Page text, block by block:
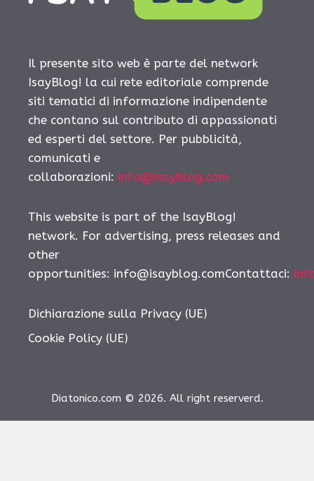
Il presente sito web è parte del network
IsayBlog! la cui rete editoriale comprende
siti tematici di informazione indipendente
che contano sul contributo di appassionati
ed esperti del settore. Per pubblicità,
comunicati e
collaborazioni: info@isayblog.com
This website is part of the IsayBlog!
network. For advertising, press releases and
other
opportunities: info@isayblog.comContattaci:
Dichiarazione sulla Privacy (UE)
Cookie Policy (UE)
Diatonico.com © 2026. All right reserverd.